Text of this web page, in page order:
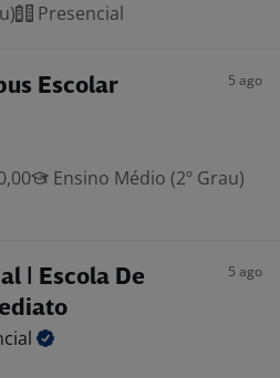
Presencial
Escolar 5 ago
Ensino Médio (2º Grau)
| Escola De
5 ago